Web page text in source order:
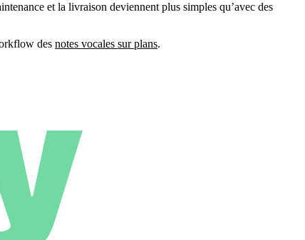
et la livraison deviennent plus simples qu’avec des
des notes vocales sur plans.